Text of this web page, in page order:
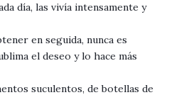
día, las vivía intensamente y
en seguida, nunca es
el deseo y lo hace más
suculentos, de botellas de